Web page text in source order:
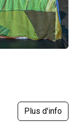
Plus d'info